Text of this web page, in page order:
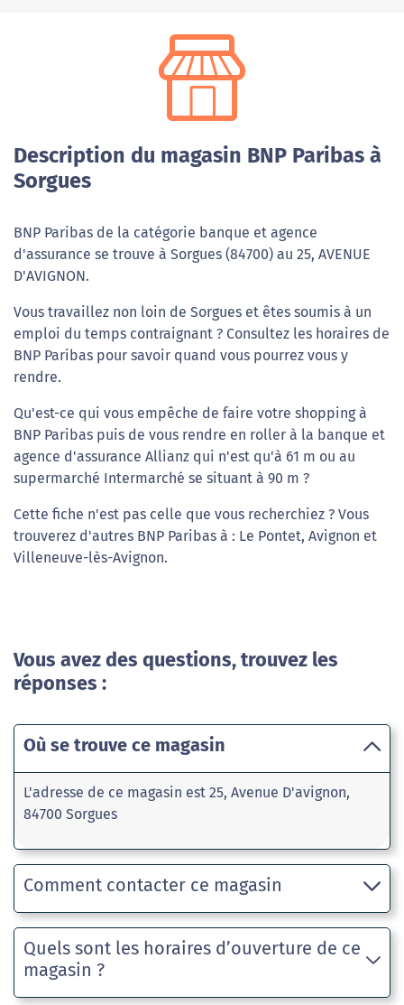
Description du magasin BNP Paribas à
Sorgues
BNP Paribas de la catégorie banque et agence
d'assurance se trouve à Sorgues (84700) au 25, AVENUE
D'AVIGNON.
Vous travaillez non loin de Sorgues et êtes soumis à un
emploi du temps contraignant ? Consultez les horaires de
BNP Paribas pour savoir quand vous pourrez vous y
rendre.
Qu'est-ce qui vous empêche de faire votre shopping à
BNP Paribas puis de vous rendre en roller à la banque et
agence d'assurance Allianz qui n'est qu'à 61 m ou au
supermarché Intermarché se situant à 90 m ?
Cette fiche n'est pas celle que vous recherchiez ? Vous
trouverez d'autres BNP Paribas à : Le Pontet, Avignon et
Villeneuve-lès-Avignon.
Vous avez des questions, trouvez les
réponses :
Où se trouve ce magasin
L'adresse de ce magasin est 25, Avenue D'avignon,
84700 Sorgues
Comment contacter ce magasin
Quels sont les horaires d’ouverture de ce
magasin ?